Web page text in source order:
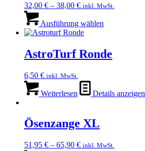
Optionen
auf
gewählt
werden
32,00 € – 38,00 € inkl. MwSt.
Ausführung wählen
Varianten
auf.
auf
AstroTurf Ronde
6,50 € inkl. MwSt.
Weiterlesen Details anzeigen
Ösenzange XL
51,95 € – 65,90 € inkl. MwSt.